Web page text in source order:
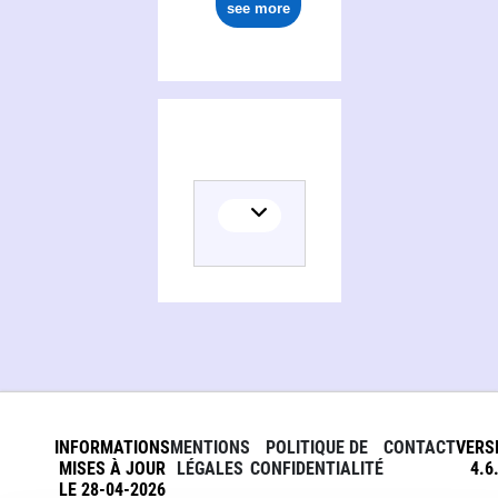
see more
INFORMATIONS
MISES À JOUR
LE 28-04-2026
MENTIONS
LÉGALES
POLITIQUE DE
CONFIDENTIALITÉ
CONTACT